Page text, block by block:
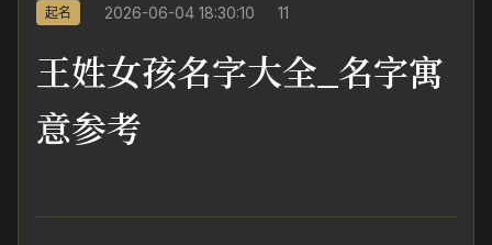
起名 2026-06-04 18:30:10 11
王姓女孩名字大全_名字寓
意参考